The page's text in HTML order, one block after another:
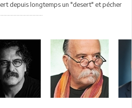
depuis longtemps un "desert" et pécher